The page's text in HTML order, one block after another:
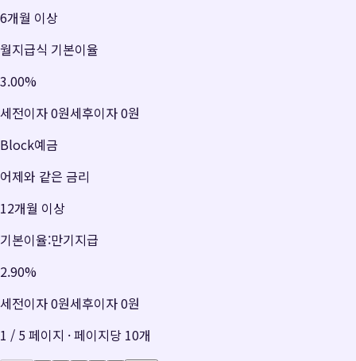
6개월 이상
월지급식 기본이율
3.00%
세전이자0원세후이자0원
Block예금
어제와 같은 금리
12개월 이상
기본이율:만기지급
2.90%
세전이자0원세후이자0원
1 / 5페이지 · 페이지당 10개